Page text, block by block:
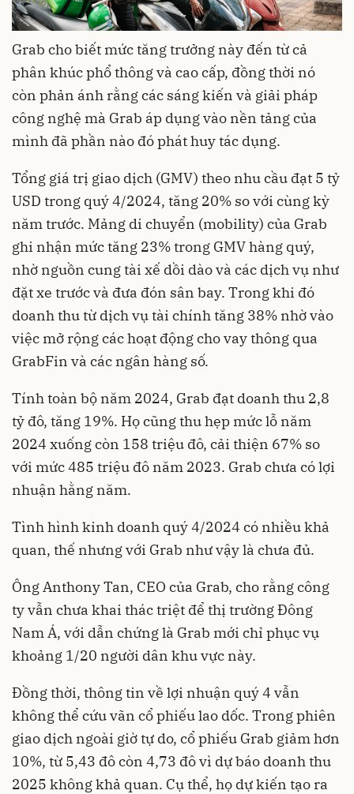
Grab cho biết mức tăng trưởng này đến từ cả
phân khúc phổ thông và cao cấp, đồng thời nó
còn phản ánh rằng các sáng kiến và giải pháp
công nghệ mà Grab áp dụng vào nền tảng của
mình đã phần nào đó phát huy tác dụng.
Tổng giá trị giao dịch (GMV) theo nhu cầu đạt 5 tỷ
USD trong quý 4/2024, tăng 20% so với cùng kỳ
năm trước. Mảng di chuyển (mobility) của Grab
ghi nhận mức tăng 23% trong GMV hàng quý,
nhờ nguồn cung tài xế dồi dào và các dịch vụ như
đặt xe trước và đưa đón sân bay. Trong khi đó
doanh thu từ dịch vụ tài chính tăng 38% nhờ vào
việc mở rộng các hoạt động cho vay thông qua
GrabFin và các ngân hàng số.
Tính toàn bộ năm 2024, Grab đạt doanh thu 2,8
tỷ đô, tăng 19%. Họ cũng thu hẹp mức lỗ năm
2024 xuống còn 158 triệu đô, cải thiện 67% so
với mức 485 triệu đô năm 2023. Grab chưa có lợi
nhuận hằng năm.
Tình hình kinh doanh quý 4/2024 có nhiều khả
quan, thế nhưng với Grab như vậy là chưa đủ.
Ông Anthony Tan, CEO của Grab, cho rằng công
ty vẫn chưa khai thác triệt để thị trường Đông
Nam Á, với dẫn chứng là Grab mới chỉ phục vụ
khoảng 1/20 người dân khu vực này.
Đồng thời, thông tin về lợi nhuận quý 4 vẫn
không thể cứu vãn cổ phiếu lao dốc. Trong phiên
giao dịch ngoài giờ tự do, cổ phiếu Grab giảm hơn
10%, từ 5,43 đô còn 4,73 đô vì dự báo doanh thu
2025 không khả quan. Cụ thể, họ dự kiến tạo ra